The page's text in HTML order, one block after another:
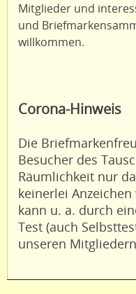
Mitglieder und
und
willkommen.
Corona-Hinweis
Die
Besucher des
Räumlichkeit nur
keinerlei
kann u. a. durch
Test (auch
unseren